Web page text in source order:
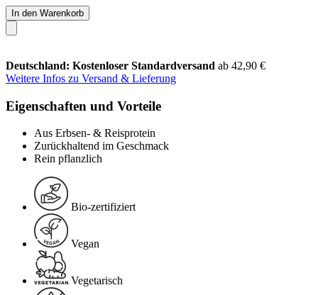
In den Warenkorb
Deutschland: Kostenloser Standardversand ab 42,90 €
Weitere Infos zu Versand & Lieferung
Eigenschaften und Vorteile
Aus Erbsen- & Reisprotein
Zurückhaltend im Geschmack
Rein pflanzlich
Bio-zertifiziert
Vegan
Vegetarisch